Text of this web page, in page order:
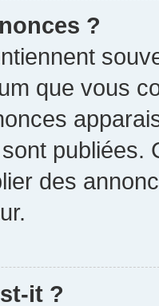
?
que vous
publiées.
des
it ?